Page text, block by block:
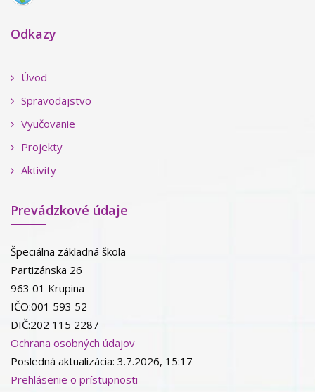
Odkazy
Úvod
Spravodajstvo
Vyučovanie
Projekty
Aktivity
Prevádzkové údaje
Špeciálna základná škola
Partizánska 26
963 01 Krupina
IČO:001 593 52
DIČ:202 115 2287
Ochrana osobných údajov
Posledná aktualizácia: 3.7.2026, 15:17
Prehlásenie o prístupnosti